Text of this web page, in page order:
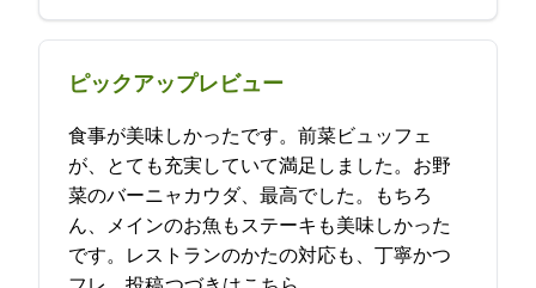
ピックアップレビュー
食事が美味しかったです。前菜ビュッフェ
が、とても充実していて満足しました。お野
菜のバーニャカウダ、最高でした。もちろ
ん、メインのお魚もステーキも美味しかった
です。レストランのかたの対応も、丁寧かつ